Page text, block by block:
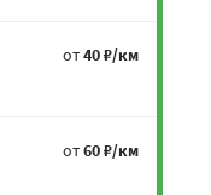
от40 ₽/км
от60 ₽/км